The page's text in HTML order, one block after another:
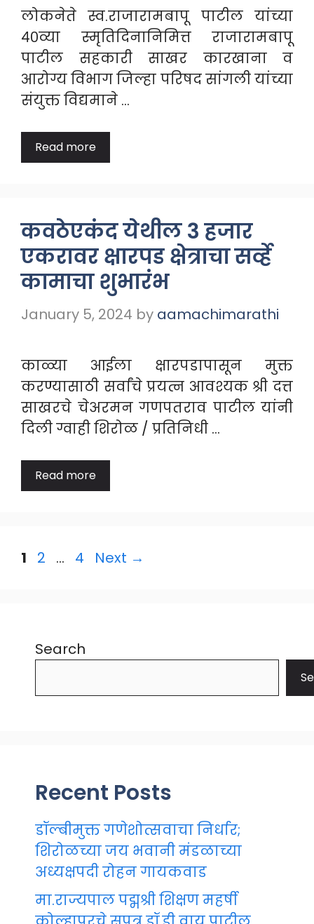
लोकनेते स्व.राजारामबापू पाटील यांच्या
४०व्या स्मृतिदिनानिमित्त राजारामबापू
पाटील सहकारी साखर कारखाना व
आरोग्य विभाग जिल्हा परिषद सांगली यांच्या
संयुक्त विद्यमाने …
Read more
कवठेएकंद येथील 3 हजार
एकरावर क्षारपड क्षेत्राचा सर्व्हे
कामाचा शुभारंभ
January 5, 2024 by aamachimarathi
काळ्या आईला क्षारपडापासून मुक्त
करण्यासाठी सर्वांचे प्रयत्न आवश्यक श्री दत्त
साखरचे चेअरमन गणपतराव पाटील यांनी
दिली ग्वाही शिरोळ / प्रतिनिधी …
Read more
Page
1 Page
2 … Page
4 Next →
Search
Recent Posts
डॉल्बीमुक्त गणेशोत्सवाचा निर्धार;
शिरोळच्या जय भवानी मंडळाच्या
अध्यक्षपदी रोहन गायकवाड
मा.राज्यपाल पद्मश्री शिक्षण महर्षी